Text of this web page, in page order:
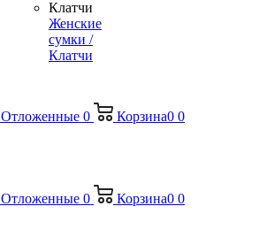
Женские
сумки /
Клатчи
Отложенные 0 Корзина0 0
Отложенные 0 Корзина0 0